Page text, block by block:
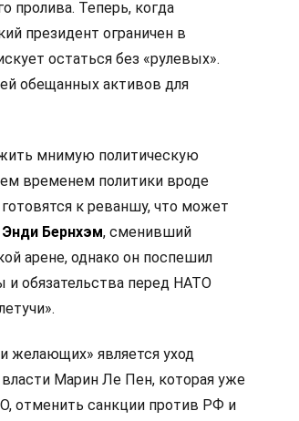
пролива. Теперь, когда
президент ограничен в
остаться без «рулевых».
обещанных активов для
мнимую политическую
временем политики вроде
к реваншу, что может
Энди Бернхэм, сменивший
арене, однако он поспешил
и обязательства перед НАТО
желающих» является уход
Марин Ле Пен, которая уже
отменить санкции против РФ и